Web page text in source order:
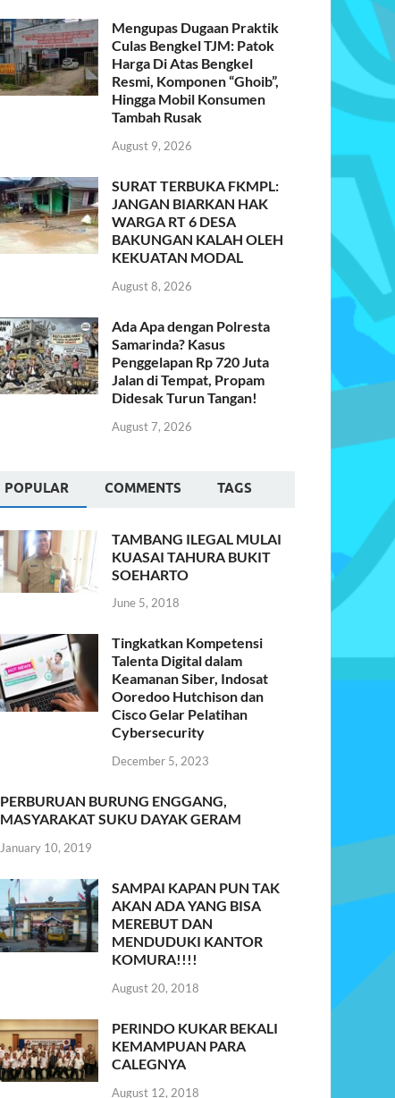
Mengupas Dugaan Praktik
Culas Bengkel TJM: Patok
Harga Di Atas Bengkel
Resmi, Komponen “Ghoib”,
Hingga Mobil Konsumen
Tambah Rusak
August 9, 2026
SURAT TERBUKA FKMPL:
JANGAN BIARKAN HAK
WARGA RT 6 DESA
BAKUNGAN KALAH OLEH
KEKUATAN MODAL
August 8, 2026
Ada Apa dengan Polresta
Samarinda? Kasus
Penggelapan Rp 720 Juta
Jalan di Tempat, Propam
Didesak Turun Tangan!
August 7, 2026
POPULAR COMMENTS TAGS
TAMBANG ILEGAL MULAI
KUASAI TAHURA BUKIT
SOEHARTO
June 5, 2018
Tingkatkan Kompetensi
Talenta Digital dalam
Keamanan Siber, Indosat
Ooredoo Hutchison dan
Cisco Gelar Pelatihan
Cybersecurity
December 5, 2023
PERBURUAN BURUNG ENGGANG,
MASYARAKAT SUKU DAYAK GERAM
January 10, 2019
SAMPAI KAPAN PUN TAK
AKAN ADA YANG BISA
MEREBUT DAN
MENDUDUKI KANTOR
KOMURA!!!!
August 20, 2018
PERINDO KUKAR BEKALI
KEMAMPUAN PARA
CALEGNYA
August 12, 2018